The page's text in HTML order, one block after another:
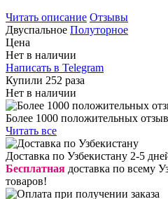
Читать описание Отзывы
Двуспальное Полуторное
Цена
Нет в наличии
Написать в Telegram
Купили 252 раза
Нет в наличии
Более 1000 положительных
Читать все
Доставка по Узбекистану 2-5
Бесплатная доставка по всему
товаров!